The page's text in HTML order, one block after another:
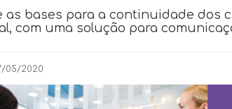
as bases para a continuidade dos
com uma solução para
05/2020